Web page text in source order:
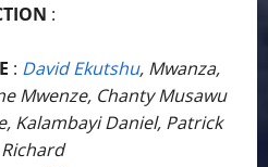
:
: David Ekutshu, Mwanza,
Mwenze, Chanty Musawu
Kalambayi Daniel, Patrick